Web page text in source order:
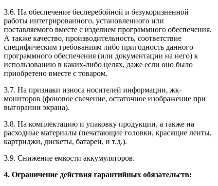
3.6. На обеспечение бесперебойной и безукоризненной
работы интегрированного, установленного или
поставляемого вместе с изделием программного обеспечения.
А также качество, производительность, соответствие
специфическим требованиям либо пригодность данного
программного обеспечения (или документации на него) к
использованию в каких-либо целях, даже если оно было
приобретено вместе с товаром.
3.7. На признаки износа носителей информации, жк-
мониторов (фоновое свечение, остаточное изображение при
выгорании экрана).
3.8. На комплектацию и упаковку продукции, а также на
расходные материалы (печатающие головки, красящие ленты,
картриджи, дискеты, батареи, и т.д.).
3.9. Снижение емкости аккумуляторов.
4. Ограничение действия гарантийных обязательств: